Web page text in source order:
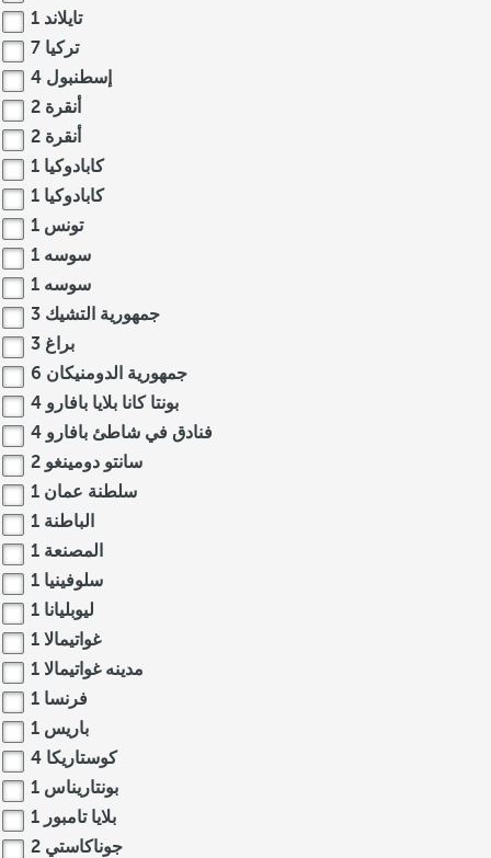
تايلاند 1
تركيا 7
إسطنبول 4
أنقرة 2
أنقرة 2
كابادوكيا 1
كابادوكيا 1
تونس 1
سوسه 1
سوسه 1
جمهورية التشيك 3
براغ 3
جمهورية الدومنيكان 6
بونتا كانا بلايا بافارو 4
فنادق في شاطئ بافارو 4
سانتو دومينغو 2
سلطنة عمان 1
الباطنة 1
المصنعة 1
سلوفينيا 1
ليوبليانا 1
غواتيمالا 1
مدينه غواتيمالا 1
فرنسا 1
باريس 1
كوستاريكا 4
بونتاريناس 1
بلايا تامبور 1
جوناكاستي 2